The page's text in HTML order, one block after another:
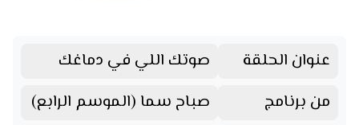
عنوان الحلقة
صوتك اللي في دماغك
من برنامج
صباح سما (الموسم الرابع)